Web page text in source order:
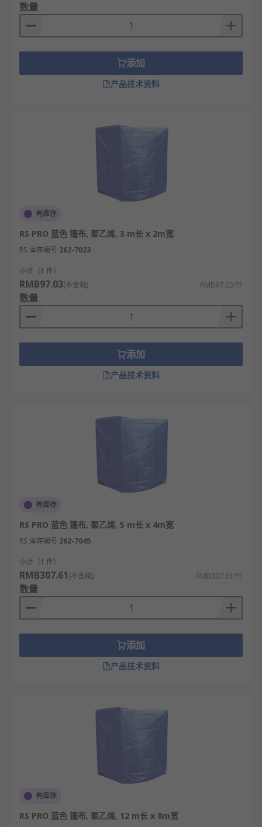
数量
添加
产品技术资料
有库存
RS PRO 蓝色 篷布, 聚乙烯, 3 m长 x 2m宽
RS 库存编号 262-7023
小计（1 件）
RMB97.03(不含税) RMB97.03/件
数量
添加
产品技术资料
有库存
RS PRO 蓝色 篷布, 聚乙烯, 5 m长 x 4m宽
RS 库存编号 262-7045
小计（1 件）
RMB307.61(不含税) RMB307.61/件
数量
添加
产品技术资料
有库存
RS PRO 蓝色 篷布, 聚乙烯, 12 m长 x 8m宽